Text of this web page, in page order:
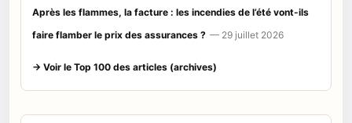
Après les flammes, la facture : les incendies de l’été vont-ils
faire flamber le prix des assurances ? — 29 juillet 2026
→ Voir le Top 100 des articles (archives)